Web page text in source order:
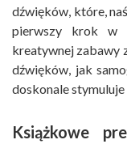
dźwięków, które,
pierwszy krok w
kreatywnej zabawy
dźwięków, jak
doskonale
Książkowe